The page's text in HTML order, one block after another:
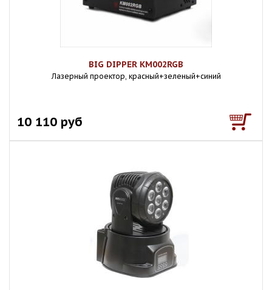
BIG DIPPER KM002RGB
Лазерный проектор, красный+зеленый+синий
10 110 руб